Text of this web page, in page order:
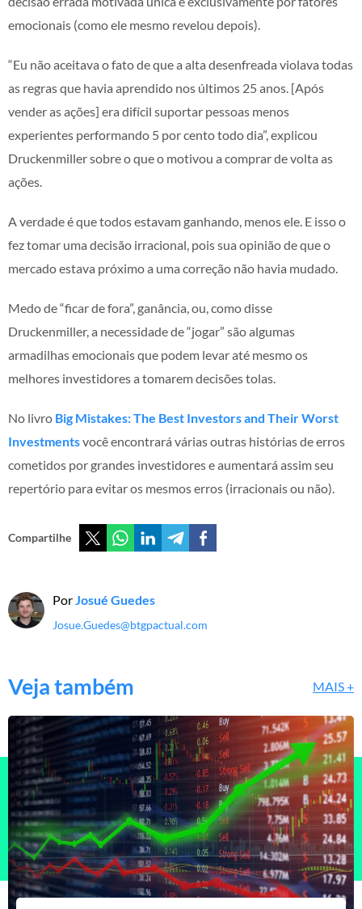
emocionais (como ele mesmo revelou depois).
“Eu não aceitava o fato de que a alta desenfreada violava todas
as regras que havia aprendido nos últimos 25 anos. [Após
vender as ações] era difícil suportar pessoas menos
experientes performando 5 por cento todo dia”, explicou
Druckenmiller sobre o que o motivou a comprar de volta as
ações.
A verdade é que todos estavam ganhando, menos ele. E isso o
fez tomar uma decisão irracional, pois sua opinião de que o
mercado estava próximo a uma correção não havia mudado.
Medo de “ficar de fora”, ganância, ou, como disse
Druckenmiller, a necessidade de “jogar” são algumas
armadilhas emocionais que podem levar até mesmo os
melhores investidores a tomarem decisões tolas.
No livro Big Mistakes: The Best Investors and Their Worst
Investmentsvocê encontrará várias outras histórias de erros
cometidos por grandes investidores e aumentará assim seu
repertório para evitar os mesmos erros (irracionais ou não).
Compartilhe
PorJosué Guedes
Josue.Guedes@btgpactual.com
Veja também MAIS +